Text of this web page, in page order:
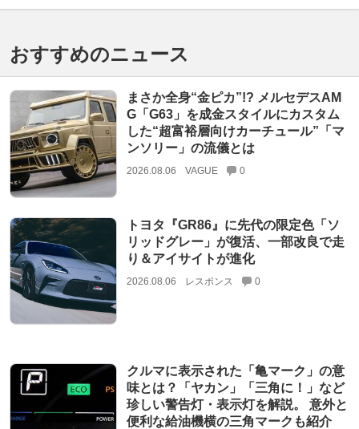
おすすめのニュース
まさか全身“金ピカ”!? メルセデスAM
G「G63」を成金スタイルにカスタム
した“超富裕層向けカーチュール”「マ
ンソリー」の流儀とは
2026.08.06 VAGUE 0
トヨタ『GR86』に先代の限定色「ソ
リッドグレー」が復活、一部改良で走
り＆アイサイトが進化
2026.08.06 レスポンス 0
クルマに表示された「亀マーク」の意
味とは？「ヤカン」「三角に！」など
珍しい警告灯・表示灯を解説。 意外と
便利な給油機横の三角マークも紹介